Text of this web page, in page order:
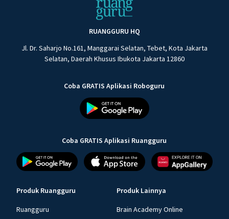
RUANGGURU HQ
Jl. Dr. Saharjo No.161, Manggarai Selatan, Tebet, Kota Jakarta
Selatan, Daerah Khusus Ibukota Jakarta 12860
Coba GRATIS Aplikasi Roboguru
Coba GRATIS Aplikasi Ruangguru
Produk Ruangguru
Ruangguru
Produk Lainnya
Brain Academy Online